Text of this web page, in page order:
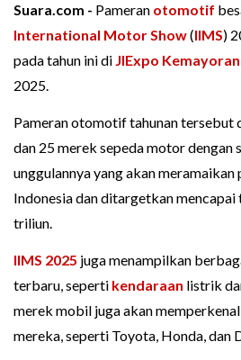
Suara.com - Pameran otomotif
International Motor Show(IIMS)
pada tahun ini di JIExpo Kemayoran
2025.
Pameran otomotif tahunan tersebut
dan 25 merek sepeda motor dengan
unggulannya yang akan
Indonesia dan ditargetkan mencapai
triliun.
IIMS 2025 juga menampilkan
terbaru, seperti kendaraan listrik
merek mobil juga akan
mereka, seperti Toyota, Honda, dan